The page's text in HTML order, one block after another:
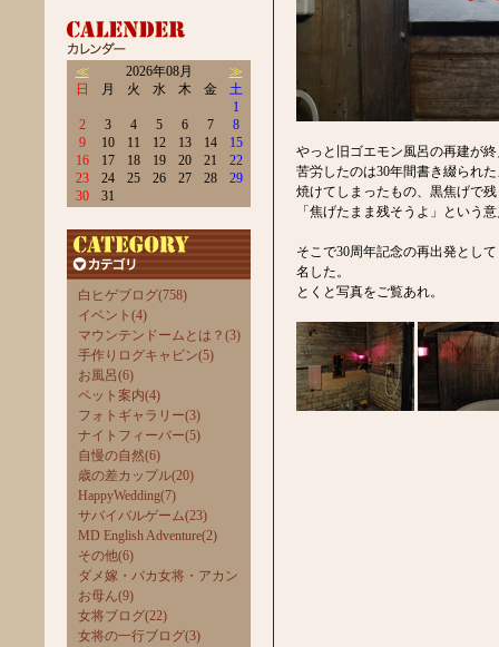
≪ 2026年08月
≫
日
月 火 水 木 金
土
1
2
3 4 5 6 7
8
9
10 11 12 13 14
15
16
17 18 19 20 21
22
23
24 25 26 27 28
29
30
31
白ヒゲブログ(758)
イベント(4)
マウンテンドームとは？(3)
手作りログキャビン(5)
お風呂(6)
ペット案内(4)
フォトギャラリー(3)
ナイトフィーバー(5)
自慢の自然(6)
歳の差カップル(20)
HappyWedding(7)
サバイバルゲーム(23)
MD English Adventure(2)
その他(6)
ダメ嫁・バカ女将・アカン
お母ん(9)
女将ブログ(22)
女将の一行ブログ(3)
やっと旧ゴエモン風呂の再建が
苦労したのは30年間書き綴られ
焼けてしまったもの、黒焦げで
「焦げたまま残そうよ」という
そこで30周年記念の再出発とし
名した。
とくと写真をご覧あれ。